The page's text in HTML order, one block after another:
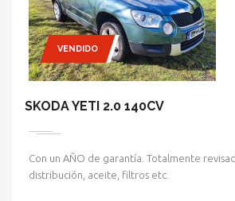
VENDIDO
SKODA YETI 2.0 140CV
Con un AÑO de garantía. Totalmente
distribución, aceite, filtros etc.